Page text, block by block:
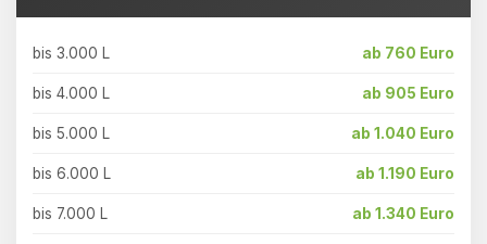
bis 3.000 L ab 760 Euro
bis 4.000 L ab 905 Euro
bis 5.000 L ab 1.040 Euro
bis 6.000 L ab 1.190 Euro
bis 7.000 L ab 1.340 Euro